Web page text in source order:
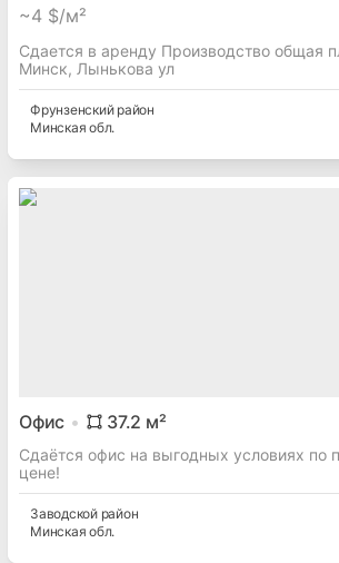
~4 $/м²
Сдается в аренду Производство общая
Минск, Лынькова ул
Фрунзенский район
Минская обл.
Офис 37.2 м²
Сдаётся офис на выгодных условиях по
цене!
Заводской район
Минская обл.